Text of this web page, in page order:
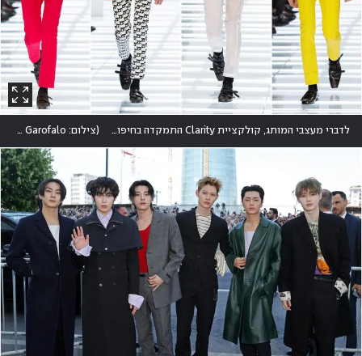
לדברי מעצבי המותג, קולקציית Clarity התמקדה בחיפוש אחר פשטות בעולם רווי גירויים. לנו זה הרגיש דווקא הפוך (צילום: Reuters/Alessandro Garofalo